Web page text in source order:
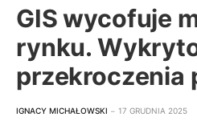
GIS wycofuje
rynku.
przekroczenia
IGNACY MICHAŁOWSKI 17 GRUDNIA 2025